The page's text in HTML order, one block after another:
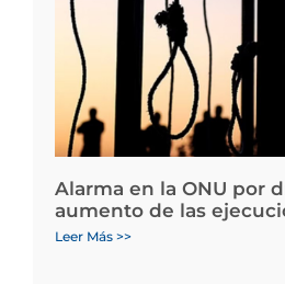
Alarma en la ONU por
aumento de las
Leer Más >>